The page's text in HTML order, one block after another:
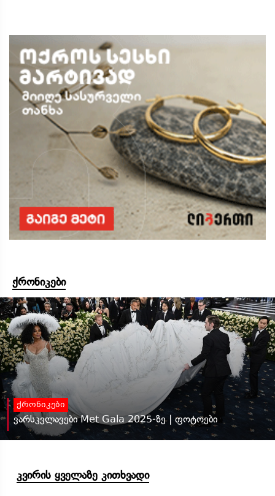
ქრონიკები
ქრონიკები
ვარსკვლავები Met Gala 2025-ზე | ფოტოები
კვირის ყველაზე კითხვადი